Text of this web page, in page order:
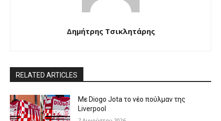
Δημήτρης Τσικλητάρης
RELATED ARTICLES
Με Diogo Jota το νέο πούλμαν της
Liverpool